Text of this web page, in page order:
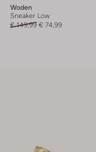
Woden
Sneaker Low
€ 149,99 € 74,99